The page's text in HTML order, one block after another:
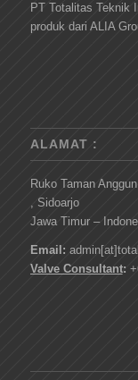
PT Totalitas Teknik
produk dari ALIA
ALAMAT :
Ruko Taman
, Sidoarjo
Jawa Timur –
Email:
Valve Consultant: